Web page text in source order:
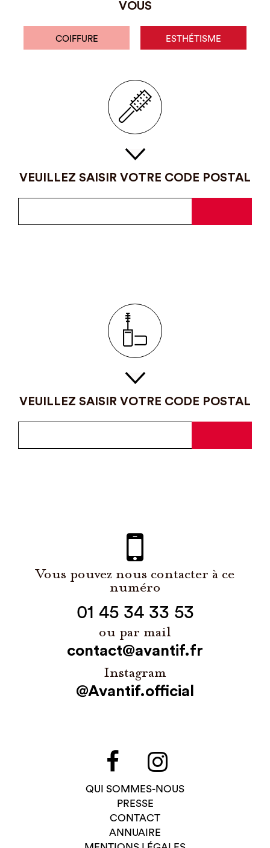
VOUS
COIFFURE ESTHÉTISME
VEUILLEZ SAISIR VOTRE CODE POSTAL
VEUILLEZ SAISIR VOTRE CODE POSTAL
Vous pouvez nous contacter à ce
numéro
01 45 34 33 53
ou par mail
contact@avantif.fr
Instagram
@Avantif.official
QUI SOMMES-NOUS
PRESSE
CONTACT
ANNUAIRE